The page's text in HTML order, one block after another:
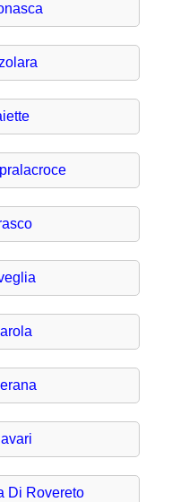
Di Rovereto